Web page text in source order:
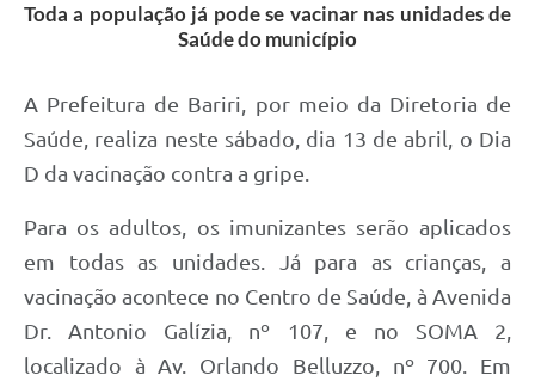
Toda a população já pode se vacinar nas unidades de
Saúde do município
A Prefeitura de Bariri, por meio da Diretoria de
Saúde, realiza neste sábado, dia 13 de abril, o Dia
D da vacinação contra a gripe.
Para os adultos, os imunizantes serão aplicados
em todas as unidades. Já para as crianças, a
vacinação acontece no Centro de Saúde, à Avenida
Dr. Antonio Galízia, nº 107, e no SOMA 2,
localizado à Av. Orlando Belluzzo, nº 700. Em